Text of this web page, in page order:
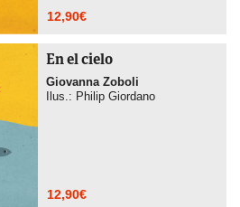
12,90€
En el cielo
Giovanna Zoboli
Ilus.: Philip Giordano
12,90€